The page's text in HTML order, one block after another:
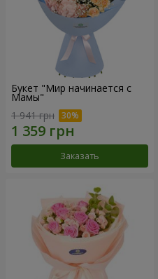
Букет "Мир начинается с
Мамы"
1 941 грн
Заказать